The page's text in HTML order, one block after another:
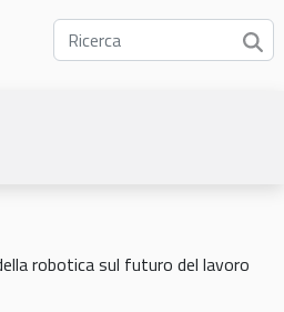
robotica sul futuro del lavoro